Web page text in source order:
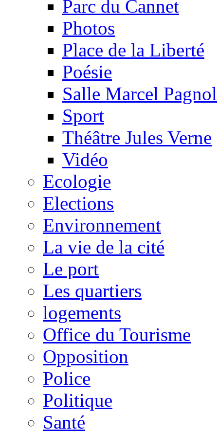
Parc du Cannet
Photos
Place de la Liberté
Poésie
Salle Marcel Pagnol
Sport
Théâtre Jules Verne
Vidéo
Ecologie
Elections
Environnement
La vie de la cité
Le port
Les quartiers
logements
Office du Tourisme
Opposition
Police
Politique
Santé